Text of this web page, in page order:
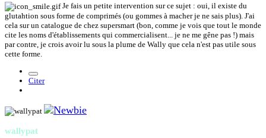
Je fais un petite intervention sur ce sujet : oui, il existe du
glutahtion sous forme de comprimés (ou gommes à macher je ne sais plus). J'ai
cela sur un catalogue de chez supersmart (bon, comme je vois que tout le monde
cite les noms d'établissements qui commercialisent... je ne me gêne pas !) mais
par contre, je crois avoir lu sous la plume de Wally que cela n'est pas utile sous
cette forme.
Citer
wallypat